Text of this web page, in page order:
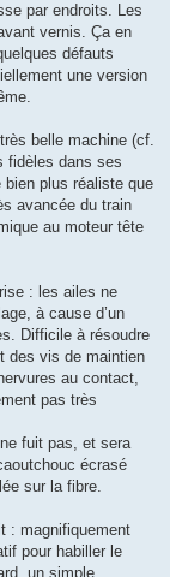
par endroits. Les
vernis. Ça en
défauts
une version
belle machine (cf.
fidèles dans ses
bien plus réaliste que
avancée du train
au moteur tête
: les ailes ne
à cause d’un
Difficile à résoudre
des vis de maintien
au contact,
pas très
fuit pas, et sera
écrasé
sur la fibre.
: magnifiquement
pour habiller le
un simple